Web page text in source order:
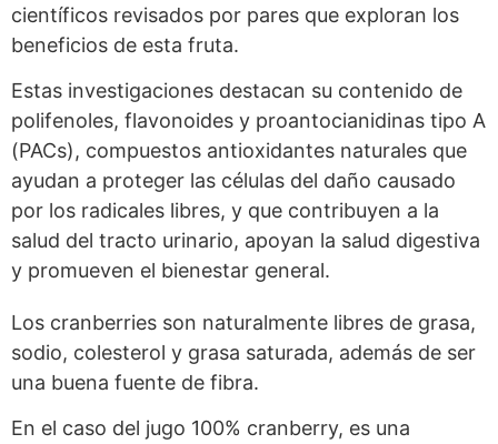
científicos revisados por pares que exploran los
beneficios de esta fruta.
Estas investigaciones destacan su contenido de
polifenoles, flavonoides y proantocianidinas tipo A
(PACs), compuestos antioxidantes naturales que
ayudan a proteger las células del daño causado
por los radicales libres, y que contribuyen a la
salud del tracto urinario, apoyan la salud digestiva
y promueven el bienestar general.
Los cranberries son naturalmente libres de grasa,
sodio, colesterol y grasa saturada, además de ser
una buena fuente de fibra.
En el caso del jugo 100% cranberry, es una